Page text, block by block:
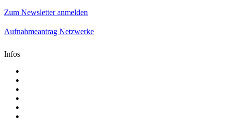
window
window
window
Zum Newsletter anmelden
Aufnahmeantrag Netzwerke
Infos